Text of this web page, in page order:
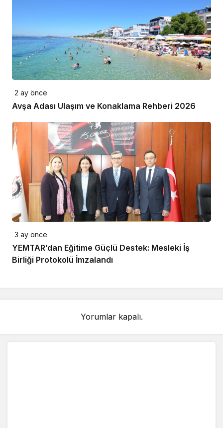
2 ay önce
Avşa Adası Ulaşım ve Konaklama Rehberi 2026
3 ay önce
YEMTAR’dan Eğitime Güçlü Destek: Mesleki İş
Birliği Protokolü İmzalandı
Yorumlar kapalı.